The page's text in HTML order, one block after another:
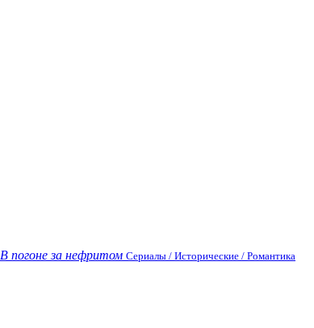
В погоне за нефритом Сериалы / Исторические / Романтика